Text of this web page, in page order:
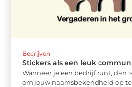
Bedrijven
Stickers als een leuk
Wanneer je een bedrijf runt, dan
om jouw naamsbekendheid op